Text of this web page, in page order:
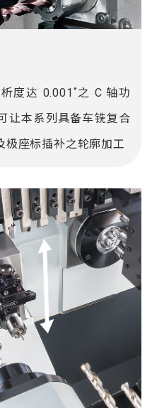
度达 0.001˚之 C 轴功
让本系列具备车铣复合
极座标插补之轮廓加工